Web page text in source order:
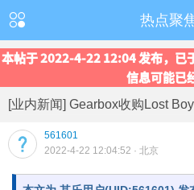
热点聚
本帖于 2022-4-22 12:04 发布，已
信息可能已
[业内新闻] Gearbox收购Lost
561601
2022-4-22 12:04:52 · 北京